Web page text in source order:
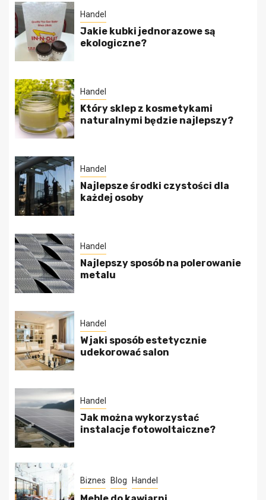
Handel
Jakie kubki jednorazowe są
ekologiczne?
Handel
Który sklep z kosmetykami
naturalnymi będzie najlepszy?
Handel
Najlepsze środki czystości dla
każdej osoby
Handel
Najlepszy sposób na polerowanie
metalu
Handel
W jaki sposób estetycznie
udekorować salon
Handel
Jak można wykorzystać
instalacje fotowoltaiczne?
Biznes Blog Handel